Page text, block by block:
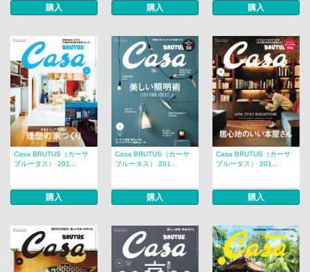
購入 購入 購入
Casa BRUTUS（カーサ
ブルータス） 201...
購入
Casa BRUTUS（カーサ
ブルータス） 201...
購入
Casa BRUTUS（カーサ
ブルータス） 201...
購入